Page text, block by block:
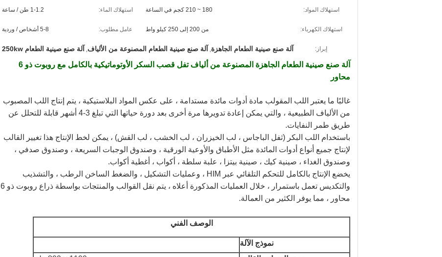
استهلاك المواد: 180 ~ 210 كجم في الساعة استهلاك الماء: 1-1.2 طن / ساعة
استهلاك الكهرباء: من 200 إلى 250 كيلو واط عامل مطلوب: 5-8 أشخاص / وردية
إبراز: آلة صنع صينية الطعام الجاهزة, آلة صنع صينية الطعام المصنوعة من الألياف, آلة صنع صينية الطعام 250kw
آلة صنع صينية الطعام الجاهزة المصنوعة من ألياف تفل قصب السكر الأوتوماتيكية بالكامل مع روبوت ذو 6
محاور
غالبًا ما يعتبر اللب المقولب مادة أدوات مائدة مستدامة ، على عكس المواد البلاستيكية ، يتم إنتاج اللب المصبوب
من الألياف الطبيعية ، والتي يمكن إعادة تدويرها مرة أخرى بعد دورة حياتها التي تبلغ 3-4 أشهر قابلة للتحلل عن
طريق طمر النفايات.
باستخدام اللب البكر (ثفل الباجاس ، لب الخيزران ، لب الخشب ، لب القش) ، يمكن لخط الإنتاج هذا تغيير القالب
لإنتاج جميع أنواع أدوات المائدة مثل الأطباق والأوعية الورقية ، وصندوق الوجبات السريعة ، وصندوق صدفي ،
وصندوق الغداء ، صينية كيك ، صينية بيتزا ، علبة سلطة ، أكواب ، أغطية أكواب.
يخضع الإنتاج بالكامل للتحكم التلقائي عبر HIM ، وعمليات التشكيل ، والضغط الساخن الرطب ، والتشذيب
والتكديس تعمل باستمرار ، خلال العمليات المذكورة أعلاه ، يتم نقل القوالب والمنتجات بواسطة ذراع روبوت ذو 6
محاور ، مما يوفر الكثير من العمالة.
الوصف الفني
نموذج الآلة